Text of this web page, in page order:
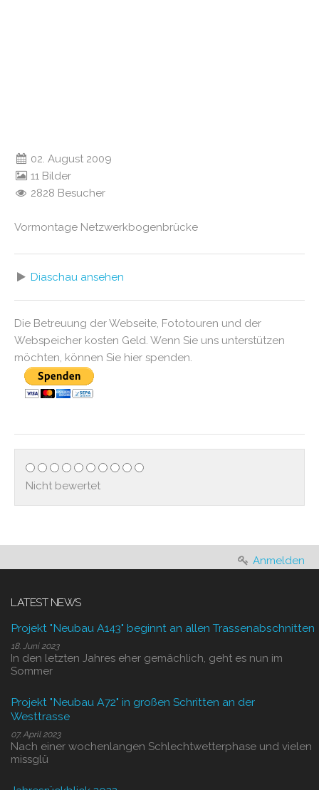
02. August 2009
11 Bilder
2828 Besucher
Vormontage Netzwerkbogenbrücke
Diaschau ansehen
Die Betreuung der Webseite, Fototouren und der
Webspeicher kosten Geld. Wenn Sie uns unterstützen
möchten, können Sie hier spenden.
Nicht bewertet
Anmelden
LATEST NEWS
Projekt "Neubau A143" beginnt an allen Trassenabschnitten
18. Juni 2023
In den letzten Jahres eher gemächlich, geht es nun im
Sommer
Projekt "Neubau A72" in großen Schritten an der
Westtrasse
07. April 2023
Nach einer wochenlangen Schlechtwetterphase und vielen
missglü